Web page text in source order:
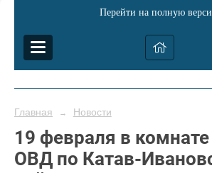
Перейти на полную
Главная → Новости
19 февраля в
ОВД по Катав-